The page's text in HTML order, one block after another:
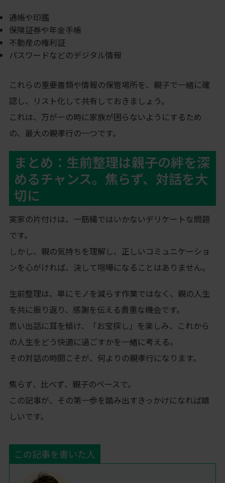
通帳や印鑑
保険証券や年金手帳
不動産の権利証
パスワードなどのデジタル情報
これらの重要書類や情報の保管場所を、親子で一緒に確
認し、リスト化して共有しておきましょう。
これは、万が一の時に家族が困らないようにするため
の、最大の親孝行の一つです。
まとめ：生前整理は親子の絆を深
めるチャンス。焦らず、対話を大
切に
実家の片付けは、一筋縄ではいかないデリケートな問題
です。
しかし、親の気持ちを理解し、正しいコミュニケーショ
ンを心がければ、決して喧嘩になることはありません。
生前整理は、単にモノを減らす作業ではなく、親の人生
を共に振り返り、感謝を伝える貴重な機会です。
思い出話に耳を傾け、「お宝探し」を楽しみ、これから
の人生をどう快適に過ごすかを一緒に考える。
その対話の時間こそが、何よりの親孝行になります。
焦らず、比べず、親子のペースで。
この記事が、その第一歩を踏み出すきっかけになれば嬉
しいです。
この記事を書いた人